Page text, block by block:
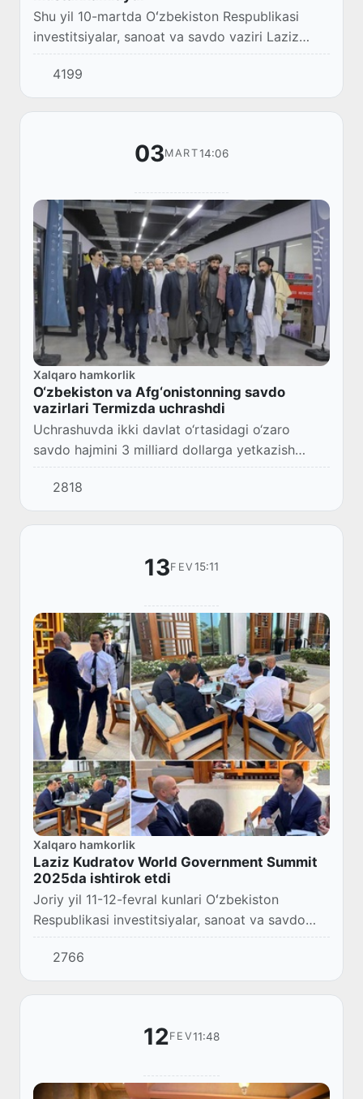
Shu yil 10-martda Oʻzbekiston Respublikasi
investitsiyalar, sanoat va savdo vaziri Laziz
Kudratov Oʻzbekiston Respublikasi va Fransiya
taraqqiyot agentligi (FTA) oʻrtasidagi 6-yill...
4199
03MART14:06
Xalqaro hamkorlik
O‘zbekiston va Afg‘onistonning savdo
vazirlari Termizda uchrashdi
Uchrashuvda ikki davlat o‘rtasidagi o‘zaro
savdo hajmini 3 milliard dollarga yetkazish
bo‘yicha aniq chora-tadbirlar belgilandi.
2818
13FEV 15:11
Xalqaro hamkorlik
Laziz Kudratov World Government Summit
2025da ishtirok etdi
Joriy yil 11-12-fevral kunlari Oʻzbekiston
Respublikasi investitsiyalar, sanoat va savdo
vaziri Laziz Kudratov Birlashgan Arab
Amirliklarida amaliy tashrif bilan boʻlib, 2025-
yilgi...
2766
12FEV11:48